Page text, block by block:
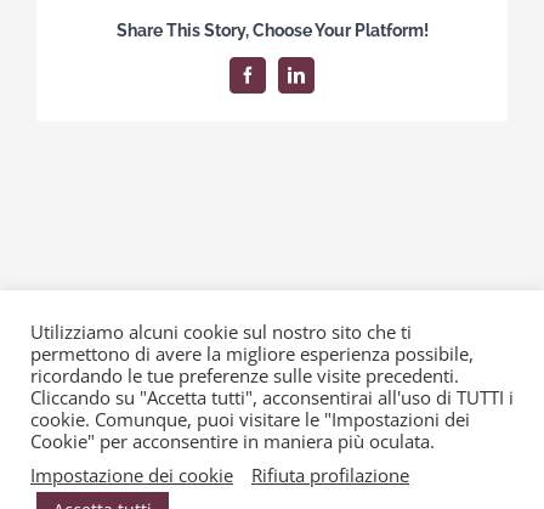
Share This Story, Choose Your Platform!
FacebookLinkedIn
© Copyright 2015 -2026 | Alessio • Silvesti & Partners | P. IVA
02032940039 | web designer Andrea Giovetti| Powered by
2000net| copyright|Privacy & Cookie Policy
Utilizziamo alcuni cookie sul nostro sito che ti
permettono di avere la migliore esperienza possibile,
ricordando le tue preferenze sulle visite precedenti.
Cliccando su "Accetta tutti", acconsentirai all'uso di TUTTI i
cookie. Comunque, puoi visitare le "Impostazioni dei
Cookie" per acconsentire in maniera più oculata.
Impostazione dei cookie
Rifiuta profilazione